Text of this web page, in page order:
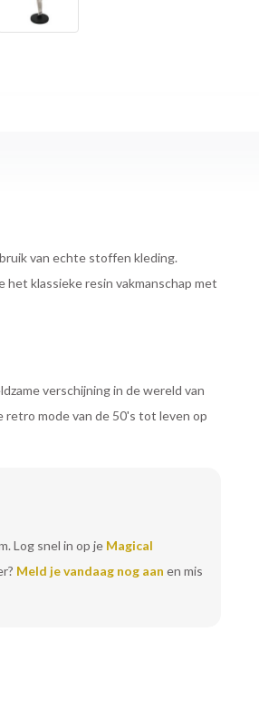
van echte stoffen kleding.
klassieke resin vakmanschap met
verschijning in de wereld van
mode van de 50's tot leven op
Log snel in op je Magical
Meld je vandaag nog aan en mis